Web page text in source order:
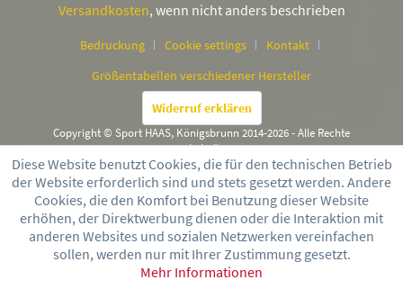
Versandkosten, wenn nicht anders beschrieben
Bedruckung Cookie settings
Kontakt
Größentabellen verschiedener Hersteller
Widerruf erklären
Copyright © Sport HAAS, Königsbrunn 2014-2026 - Alle Rechte
vorbehalten
Diese Website benutzt Cookies, die für den technischen Betrieb
der Website erforderlich sind und stets gesetzt werden. Andere
Cookies, die den Komfort bei Benutzung dieser Website
erhöhen, der Direktwerbung dienen oder die Interaktion mit
anderen Websites und sozialen Netzwerken vereinfachen
sollen, werden nur mit Ihrer Zustimmung gesetzt.
Mehr Informationen